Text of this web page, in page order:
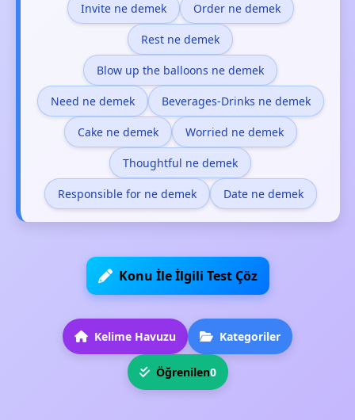
Invite ne demek Order ne demek
Rest ne demek
Blow up the balloons ne demek
Need ne demek Beverages-Drinks ne demek
Cake ne demek Worried ne demek
Thoughtful ne demek
Responsible for ne demek Date ne demek
Konu İle İlgili Test Çöz
Kelime Havuzu Kategoriler
Öğrenilen0